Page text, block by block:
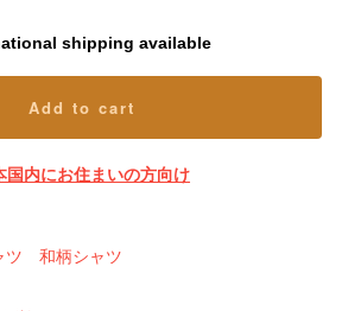
shipping available
Add to cart
国内にお住まいの方向け
ツ 和柄シャツ